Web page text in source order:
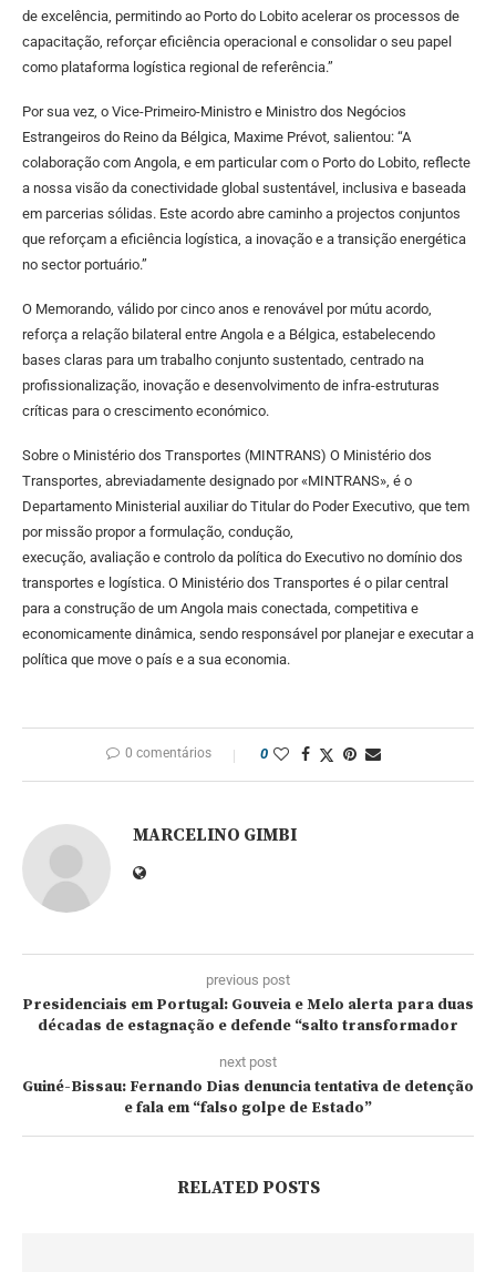
de excelência, permitindo ao Porto do Lobito acelerar os processos de
capacitação, reforçar eficiência operacional e consolidar o seu papel
como plataforma logística regional de referência.”
Por sua vez, o Vice-Primeiro-Ministro e Ministro dos Negócios
Estrangeiros do Reino da Bélgica, Maxime Prévot, salientou: “A
colaboração com Angola, e em particular com o Porto do Lobito, reflecte
a nossa visão da conectividade global sustentável, inclusiva e baseada
em parcerias sólidas. Este acordo abre caminho a projectos conjuntos
que reforçam a eficiência logística, a inovação e a transição energética
no sector portuário.”
O Memorando, válido por cinco anos e renovável por mútu acordo,
reforça a relação bilateral entre Angola e a Bélgica, estabelecendo
bases claras para um trabalho conjunto sustentado, centrado na
profissionalização, inovação e desenvolvimento de infra-estruturas
críticas para o crescimento económico.
Sobre o Ministério dos Transportes (MINTRANS) O Ministério dos
Transportes, abreviadamente designado por «MINTRANS», é o
Departamento Ministerial auxiliar do Titular do Poder Executivo, que tem
por missão propor a formulação, condução,
execução, avaliação e controlo da política do Executivo no domínio dos
transportes e logística. O Ministério dos Transportes é o pilar central
para a construção de um Angola mais conectada, competitiva e
economicamente dinâmica, sendo responsável por planejar e executar a
política que move o país e a sua economia.
0 comentários 0
MARCELINO GIMBI
previous post
Presidenciais em Portugal: Gouveia e Melo alerta para duas
décadas de estagnação e defende “salto transformador
next post
Guiné-Bissau: Fernando Dias denuncia tentativa de detenção
e fala em “falso golpe de Estado”
RELATED POSTS